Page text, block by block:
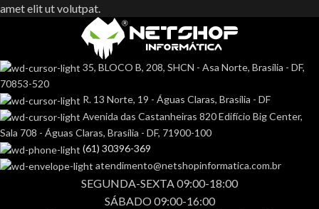
amet elit ut volutpat.
35, BLOCO B, 208, SHCN - Asa Norte, Brasília - DF,
70853-520
R. 13 Norte, 19 - Águas Claras, Brasília - DF
Avenida das Castanheiras 820 Edifício Big Center,
Sala 708 - Águas Claras, Brasília - DF, 71900-100
(61) 30396-369
atendimento@netshopinformatica.com.br
SEGUNDA-SEXTA 09:00-18:00
SÁBADO 09:00-16:00